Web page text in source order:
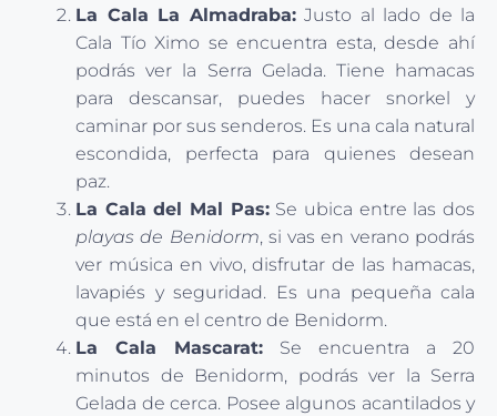
La Cala La Almadraba:Justo al lado de la
Cala Tío Ximo se encuentra esta, desde ahí
podrás ver la Serra Gelada. Tiene hamacas
para descansar, puedes hacer snorkel y
caminar por sus senderos. Es una cala natural
escondida, perfecta para quienes desean
paz.
La Cala del Mal Pas:Se ubica entre las dos
playas de Benidorm, si vas en verano podrás
ver música en vivo, disfrutar de las hamacas,
lavapiés y seguridad. Es una pequeña cala
que está en el centro de Benidorm.
La Cala Mascarat: Se encuentra a 20
minutos de Benidorm, podrás ver la Serra
Gelada de cerca. Posee algunos acantilados y